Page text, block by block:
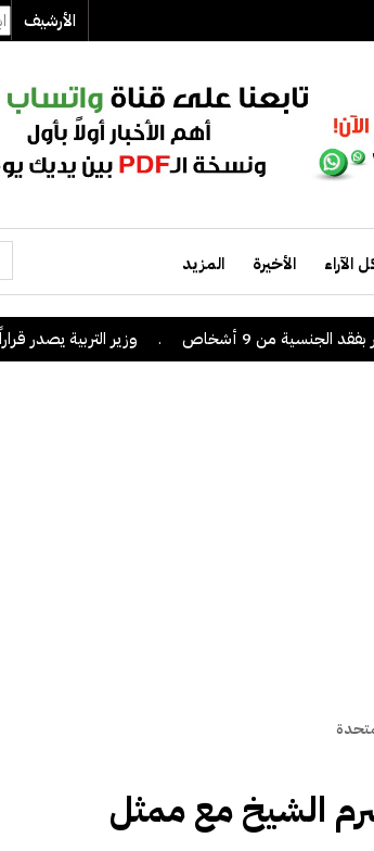
الأرشيف
الآراء الأخيرة المزيد
من 9 أشخاص . وزير التربية يصدر قراراً
الشيخ مع ممثل